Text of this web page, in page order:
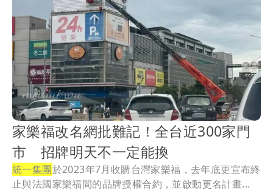
家樂福改名網批難記！全台近300家門
市 招牌明天不一定能換
統一集團於2023年7月收購台灣家樂福，去年底更宣布終
止與法國家樂福間的品牌授權合約，並啟動更名計畫...